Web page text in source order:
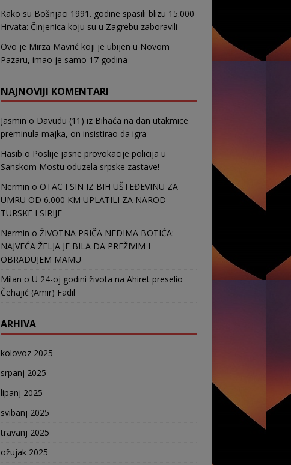
Kako su Bošnjaci 1991. godine spasili blizu 15.000
Hrvata: Činjenica koju su u Zagrebu zaboravili
Ovo je Mirza Mavrić koji je ubijen u Novom
Pazaru, imao je samo 17 godina
NAJNOVIJI KOMENTARI
Jasmin o Davudu (11) iz Bihaća na dan utakmice
preminula majka, on insistirao da igra
Hasib o Poslije jasne provokacije policija u
Sanskom Mostu oduzela srpske zastave!
Nermin o OTAC I SIN IZ BIH UŠTEĐEVINU ZA
UMRU OD 6.000 KM UPLATILI ZA NAROD
TURSKE I SIRIJE
Nermin o ŽIVOTNA PRIČA NEDIMA BOTIĆA:
NAJVEĆA ŽELJA JE BILA DA PREŽIVIM I
OBRADUJEM MAMU
Milan o U 24-oj godini života na Ahiret preselio
Čehajić (Amir) Fadil
ARHIVA
kolovoz 2025
srpanj 2025
lipanj 2025
svibanj 2025
travanj 2025
ožujak 2025